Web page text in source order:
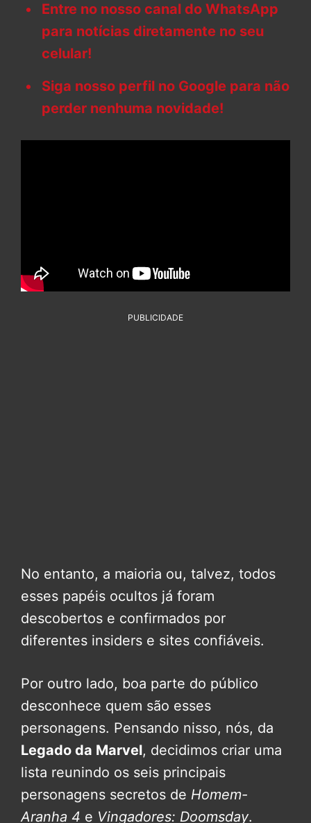
Entre no nosso canal do WhatsApp
para notícias diretamente no seu
celular!
Siga nosso perfil no Google para não
perder nenhuma novidade!
PUBLICIDADE
No entanto, a maioria ou, talvez, todos
esses papéis ocultos já foram
descobertos e confirmados por
diferentes insiders e sites confiáveis.
Por outro lado, boa parte do público
desconhece quem são esses
personagens. Pensando nisso, nós, da
Legado da Marvel, decidimos criar uma
lista reunindo os seis principais
personagens secretos de Homem-
Aranha 4 e Vingadores: Doomsday.